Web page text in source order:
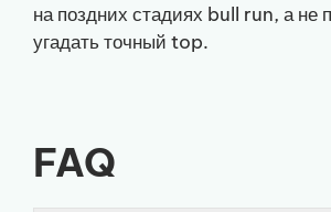
на поздних стадиях bull run, а не
угадать точный top.
FAQ